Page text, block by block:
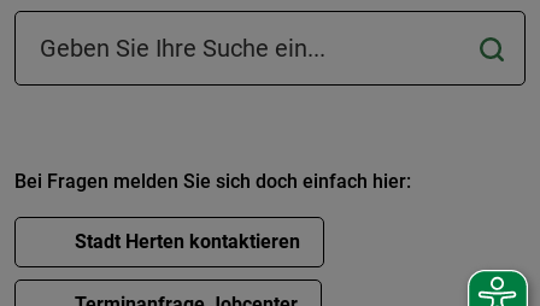
Suchfeld in der Fußzeile
Bei Fragen melden Sie sich doch einfach hier:
Stadt Herten kontaktieren